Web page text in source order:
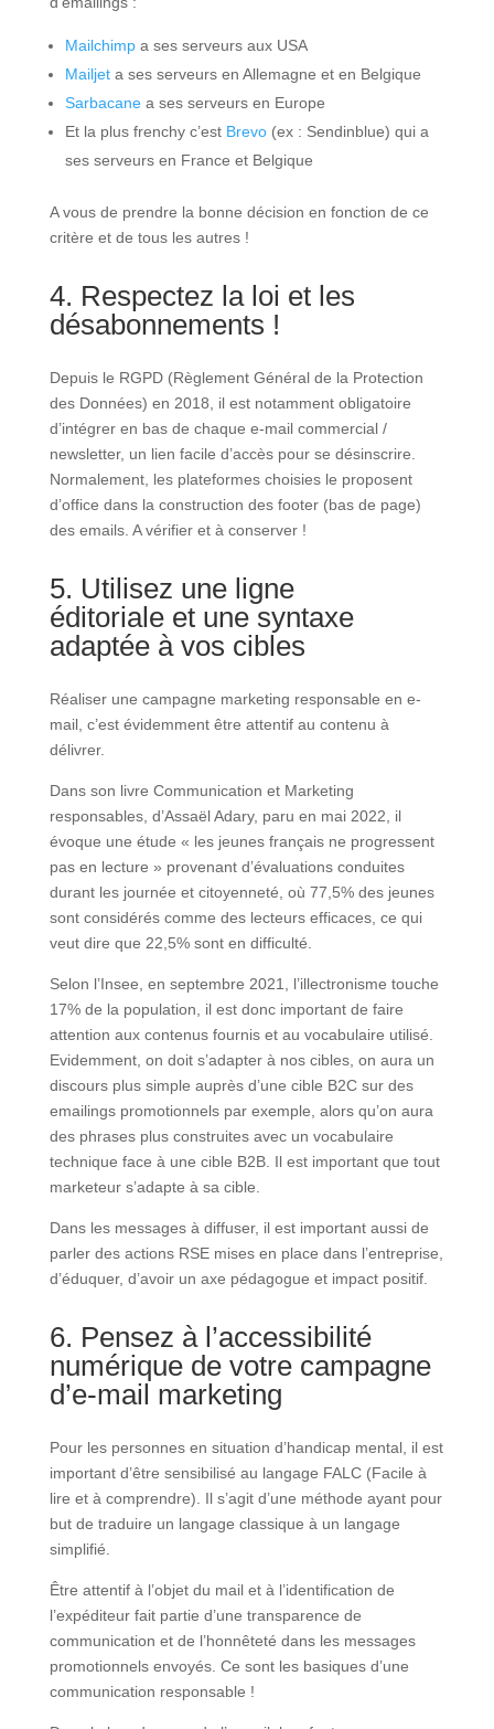
Mailchimpa ses serveurs aux USA
Mailjeta ses serveurs en Allemagne et en Belgique
Sarbacanea ses serveurs en Europe
Et la plus frenchy c’est Brevo(ex : Sendinblue) qui a
ses serveurs en France et Belgique
A vous de prendre la bonne décision en fonction de ce
critère et de tous les autres !
4. Respectez la loi et les
désabonnements !
Depuis le RGPD (Règlement Général de la Protection
des Données) en 2018, il est notamment obligatoire
d’intégrer en bas de chaque e-mail commercial /
newsletter, un lien facile d’accès pour se désinscrire.
Normalement, les plateformes choisies le proposent
d’office dans la construction des footer (bas de page)
des emails. A vérifier et à conserver !
5. Utilisez une ligne
éditoriale et une syntaxe
adaptée à vos cibles
Réaliser une campagne marketing responsable en e-
mail, c’est évidemment être attentif au contenu à
délivrer.
Dans son livre Communication et Marketing
responsables, d’Assaël Adary, paru en mai 2022, il
évoque une étude « les jeunes français ne progressent
pas en lecture » provenant d’évaluations conduites
durant les journée et citoyenneté, où 77,5% des jeunes
sont considérés comme des lecteurs efficaces, ce qui
veut dire que 22,5% sont en difficulté.
Selon l’Insee, en septembre 2021, l’illectronisme touche
17% de la population, il est donc important de faire
attention aux contenus fournis et au vocabulaire utilisé.
Evidemment, on doit s’adapter à nos cibles, on aura un
discours plus simple auprès d’une cible B2C sur des
emailings promotionnels par exemple, alors qu’on aura
des phrases plus construites avec un vocabulaire
technique face à une cible B2B. Il est important que tout
marketeur s’adapte à sa cible.
Dans les messages à diffuser, il est important aussi de
parler des actions RSE mises en place dans l’entreprise,
d’éduquer, d’avoir un axe pédagogue et impact positif.
6. Pensez à l’accessibilité
numérique de votre campagne
d’e-mail marketing
Pour les personnes en situation d’handicap mental, il est
important d’être sensibilisé au langage FALC (Facile à
lire et à comprendre). Il s’agit d’une méthode ayant pour
but de traduire un langage classique à un langage
simplifié.
Être attentif à l’objet du mail et à l’identification de
l’expéditeur fait partie d’une transparence de
communication et de l’honnêteté dans les messages
promotionnels envoyés. Ce sont les basiques d’une
communication responsable !